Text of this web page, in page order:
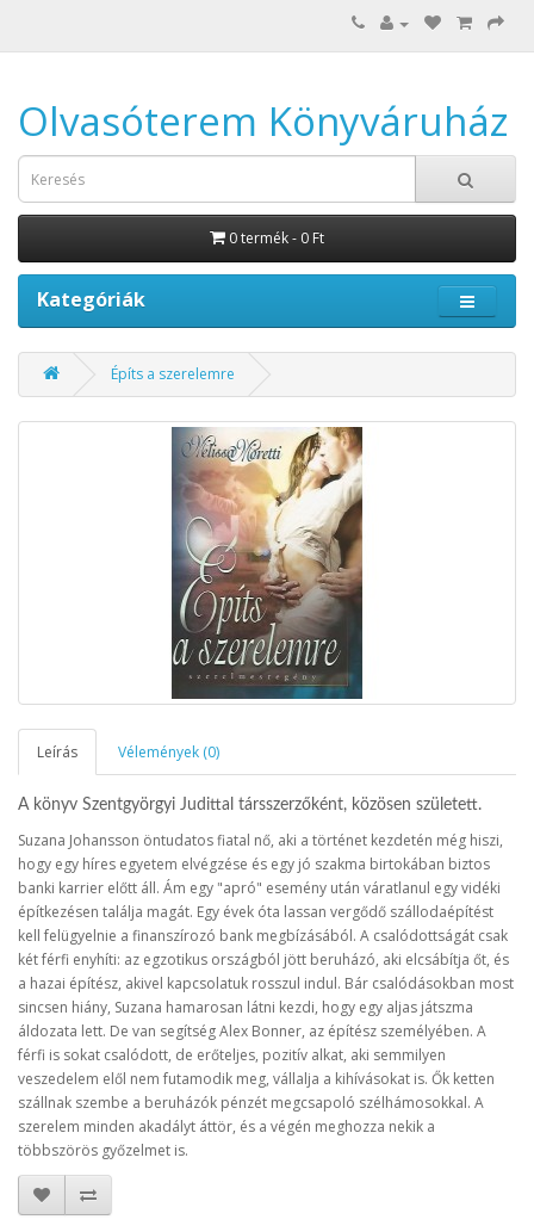
Olvasóterem Könyváruház
0 termék - 0 Ft
Kategóriák
Építs a szerelemre
Leírás Vélemények (0)
A könyv Szentgyörgyi Judittal társszerzőként, közösen született.
Suzana Johansson öntudatos fiatal nő, aki a történet kezdetén még hiszi,
hogy egy híres egyetem elvégzése és egy jó szakma birtokában biztos
banki karrier előtt áll. Ám egy "apró" esemény után váratlanul egy vidéki
építkezésen találja magát. Egy évek óta lassan vergődő szállodaépítést
kell felügyelnie a finanszírozó bank megbízásából. A csalódottságát csak
két férfi enyhíti: az egzotikus országból jött beruházó, aki elcsábítja őt, és
a hazai építész, akivel kapcsolatuk rosszul indul. Bár csalódásokban most
sincsen hiány, Suzana hamarosan látni kezdi, hogy egy aljas játszma
áldozata lett. De van segítség Alex Bonner, az építész személyében. A
férfi is sokat csalódott, de erőteljes, pozitív alkat, aki semmilyen
veszedelem elől nem futamodik meg, vállalja a kihívásokat is. Ők ketten
szállnak szembe a beruházók pénzét megcsapoló szélhámosokkal. A
szerelem minden akadályt áttör, és a végén meghozza nekik a
többszörös győzelmet is.